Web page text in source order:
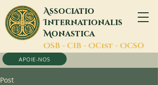
Associatio
Internationalis
Monastica
OSB - CIB - OCist - OCSO
APOIE-NOS
Post